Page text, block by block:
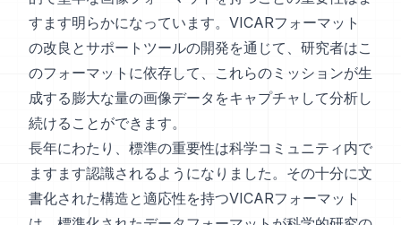
すます明らかになっています。VICARフォーマット
の改良とサポートツールの開発を通じて、研究者はこ
のフォーマットに依存して、これらのミッションが生
成する膨大な量の画像データをキャプチャして分析し
続けることができます。
長年にわたり、標準の重要性は科学コミュニティ内で
ますます認識されるようになりました。その十分に文
書化された構造と適応性を持つVICARフォーマット